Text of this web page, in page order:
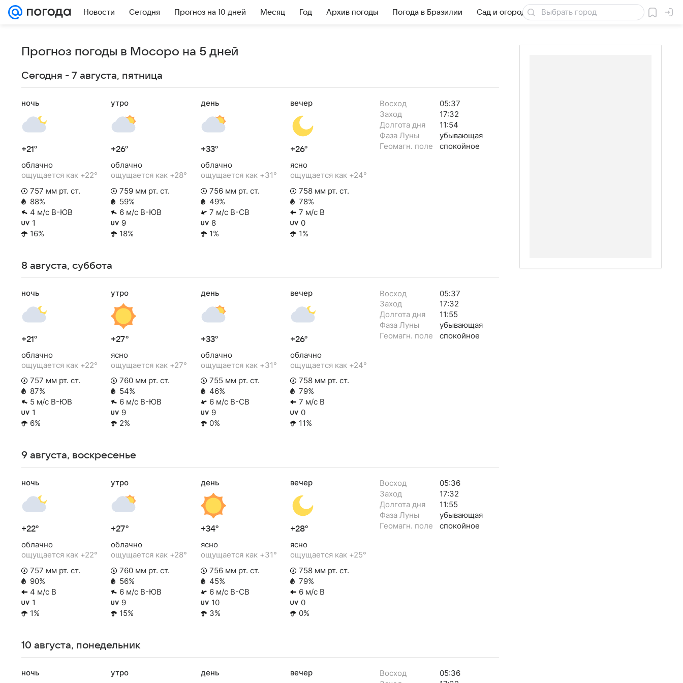
Новости Сегодня Прогноз на 10 дней Месяц Год Архив погоды Погода в Бразилии Сад и огород Товары для дачи
Прогноз погоды в Мосоро на 5 дней
Сегодня - 7 августа, пятница
ночь
+21°
облачно
ощущается как +22°
757 мм рт. ст.
88%
4 м/с В-ЮВ
1
16%
утро
+26°
облачно
ощущается как +28°
759 мм рт. ст.
59%
6 м/с В-ЮВ
9
18%
день
+33°
облачно
ощущается как +31°
756 мм рт. ст.
49%
7 м/с В-СВ
8
1%
вечер
+26°
ясно
ощущается как +24°
758 мм рт. ст.
78%
7 м/с В
0
1%
Восход
05:37
Заход
17:32
Долгота дня
11:54
Фаза Луны
убывающая
Геомагн. поле
спокойное
8 августа, суббота
ночь
+21°
облачно
ощущается как +22°
757 мм рт. ст.
87%
5 м/с В-ЮВ
1
6%
утро
+27°
ясно
ощущается как +27°
760 мм рт. ст.
54%
6 м/с В-ЮВ
9
2%
день
+33°
облачно
ощущается как +31°
755 мм рт. ст.
46%
6 м/с В-СВ
9
0%
вечер
+26°
облачно
ощущается как +24°
758 мм рт. ст.
79%
7 м/с В
0
11%
Восход
05:37
Заход
17:32
Долгота дня
11:55
Фаза Луны
убывающая
Геомагн. поле
спокойное
9 августа, воскресенье
ночь
+22°
облачно
ощущается как +22°
757 мм рт. ст.
90%
4 м/с В
1
1%
утро
+27°
облачно
ощущается как +28°
760 мм рт. ст.
56%
6 м/с В-ЮВ
9
15%
день
+34°
ясно
ощущается как +31°
756 мм рт. ст.
45%
6 м/с В-СВ
10
3%
вечер
+28°
ясно
ощущается как +25°
758 мм рт. ст.
79%
6 м/с В
0
0%
Восход
05:36
Заход
17:32
Долгота дня
11:55
Фаза Луны
убывающая
Геомагн. поле
спокойное
10 августа, понедельник
ночь утро день вечер Восход
05:36